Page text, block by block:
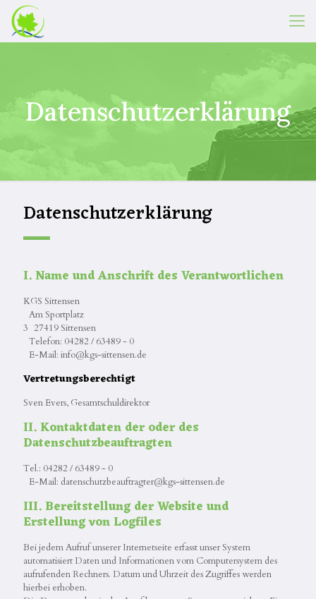
Datenschutzerklärung
Datenschutzerklärung
I. Name und Anschrift des Verantwortlichen
KGS Sittensen
Am Sportplatz
3 27419 Sittensen
Telefon: 04282 / 63489 - 0
E-Mail: info@kgs-sittensen.de
Vertretungsberechtigt
Sven Evers, Gesamtschuldirektor
II. Kontaktdaten der oder des
Datenschutzbeauftragten
Tel.: 04282 / 63489 - 0
E-Mail: datenschutzbeauftragter@kgs-sittensen.de
III. Bereitstellung der Website und
Erstellung von Logfiles
Bei jedem Aufruf unserer Internetseite erfasst unser System
automatisiert Daten und Informationen vom Computersystem des
aufrufenden Rechners. Datum und Uhrzeit des Zugriffes werden
hierbei erhoben.